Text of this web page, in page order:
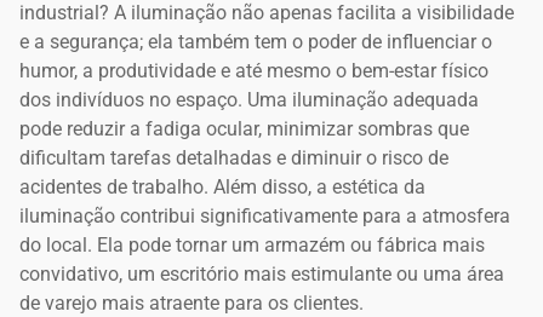
industrial? A iluminação não apenas facilita a visibilidade
e a segurança; ela também tem o poder de influenciar o
humor, a produtividade e até mesmo o bem-estar físico
dos indivíduos no espaço. Uma iluminação adequada
pode reduzir a fadiga ocular, minimizar sombras que
dificultam tarefas detalhadas e diminuir o risco de
acidentes de trabalho. Além disso, a estética da
iluminação contribui significativamente para a atmosfera
do local. Ela pode tornar um armazém ou fábrica mais
convidativo, um escritório mais estimulante ou uma área
de varejo mais atraente para os clientes.